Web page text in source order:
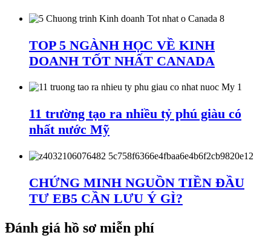
TOP 5 NGÀNH HỌC VỀ KINH
DOANH TỐT NHẤT CANADA
11 trường tạo ra nhiều tỷ phú giàu có
nhất nước Mỹ
CHỨNG MINH NGUỒN TIỀN ĐẦU
TƯ EB5 CẦN LƯU Ý GÌ?
Đánh giá hồ sơ miễn phí